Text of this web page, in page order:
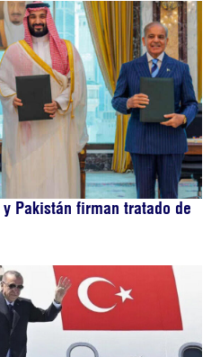
Pakistán firman tratado de